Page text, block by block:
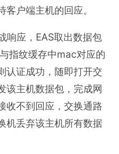
户端主机的回应。
响应，EAS取出数据包
指纹缓存中mac对应的
认证成功，随即打开交
该主机数据包，完成网
收不到回应，交换通路
机丢弃该主机所有数据